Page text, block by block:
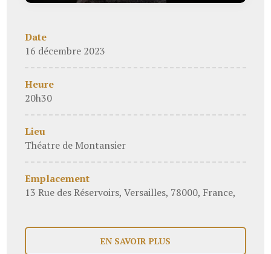
Date
16 décembre 2023
Heure
20h30
Lieu
Théatre de Montansier
Emplacement
13 Rue des Réservoirs, Versailles, 78000, France,
EN SAVOIR PLUS